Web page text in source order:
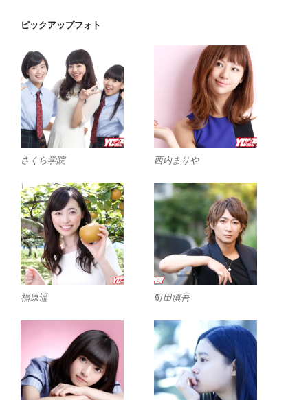
ピックアップフォト
さくら学院 西内まりや
福原遥 町田慎吾